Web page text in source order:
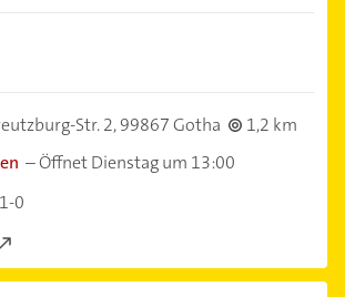
Str. 2,99867 Gotha
1,2 km
–Öffnet Dienstag um 13:00
0